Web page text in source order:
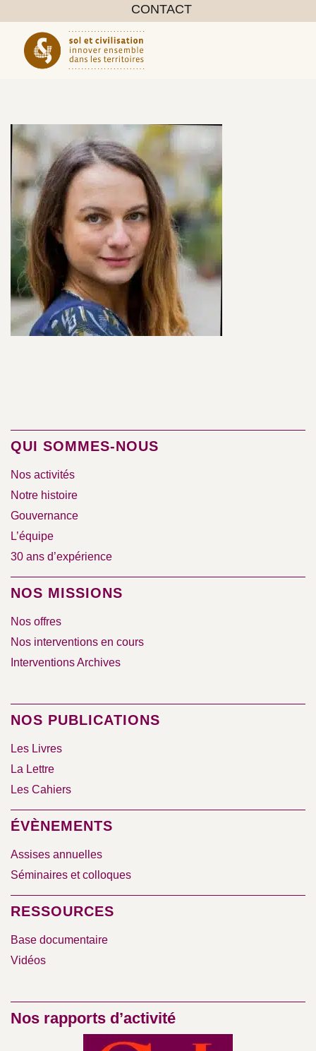
CONTACT
QUI SOMMES-NOUS
Nos activités
Notre histoire
Gouvernance
L’équipe
30 ans d’expérience
NOS MISSIONS
Nos offres
Nos interventions en cours
Interventions Archives
NOS PUBLICATIONS
Les Livres
La Lettre
Les Cahiers
ÉVÈNEMENTS
Assises annuelles
Séminaires et colloques
RESSOURCES
Base documentaire
Vidéos
Nos rapports d’activité